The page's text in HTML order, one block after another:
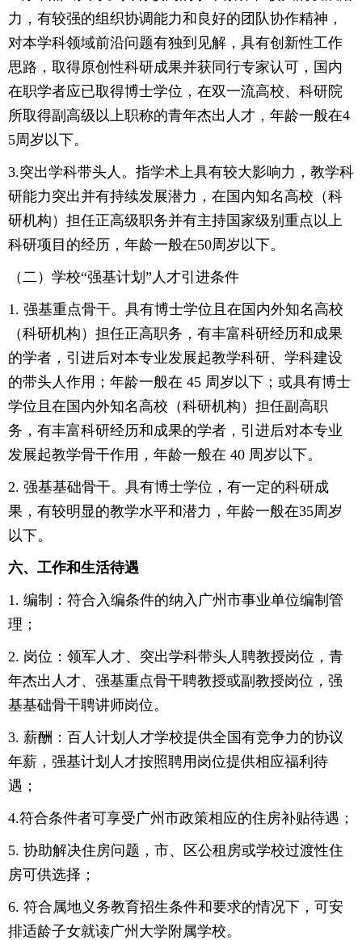
力，有较强的组织协调能力和良好的团队协作精神，
对本学科领域前沿问题有独到见解，具有创新性工作
思路，取得原创性科研成果并获同行专家认可，国内
在职学者应已取得博士学位，在双一流高校、科研院
所取得副高级以上职称的青年杰出人才，年龄一般在4
5周岁以下。
3.突出学科带头人。指学术上具有较大影响力，教学科
研能力突出并有持续发展潜力，在国内知名高校（科
研机构）担任正高级职务并有主持国家级别重点以上
科研项目的经历，年龄一般在50周岁以下。
（二）学校“强基计划”人才引进条件
1. 强基重点骨干。具有博士学位且在国内外知名高校
（科研机构）担任正高职务，有丰富科研经历和成果
的学者，引进后对本专业发展起教学科研、学科建设
的带头人作用；年龄一般在 45 周岁以下；或具有博士
学位且在国内外知名高校（科研机构）担任副高职
务，有丰富科研经历和成果的学者，引进后对本专业
发展起教学骨干作用，年龄一般在 40 周岁以下。
2. 强基基础骨干。具有博士学位，有一定的科研成
果，有较明显的教学水平和潜力，年龄一般在35周岁
以下。
六、工作和生活待遇
1. 编制：符合入编条件的纳入广州市事业单位编制管
理；
2. 岗位：领军人才、突出学科带头人聘教授岗位，青
年杰出人才、强基重点骨干聘教授或副教授岗位，强
基基础骨干聘讲师岗位。
3. 薪酬：百人计划人才学校提供全国有竞争力的协议
年薪，强基计划人才按照聘用岗位提供相应福利待
遇；
4.符合条件者可享受广州市政策相应的住房补贴待遇；
5. 协助解决住房问题，市、区公租房或学校过渡性住
房可供选择；
6. 符合属地义务教育招生条件和要求的情况下，可安
排适龄子女就读广州大学附属学校。